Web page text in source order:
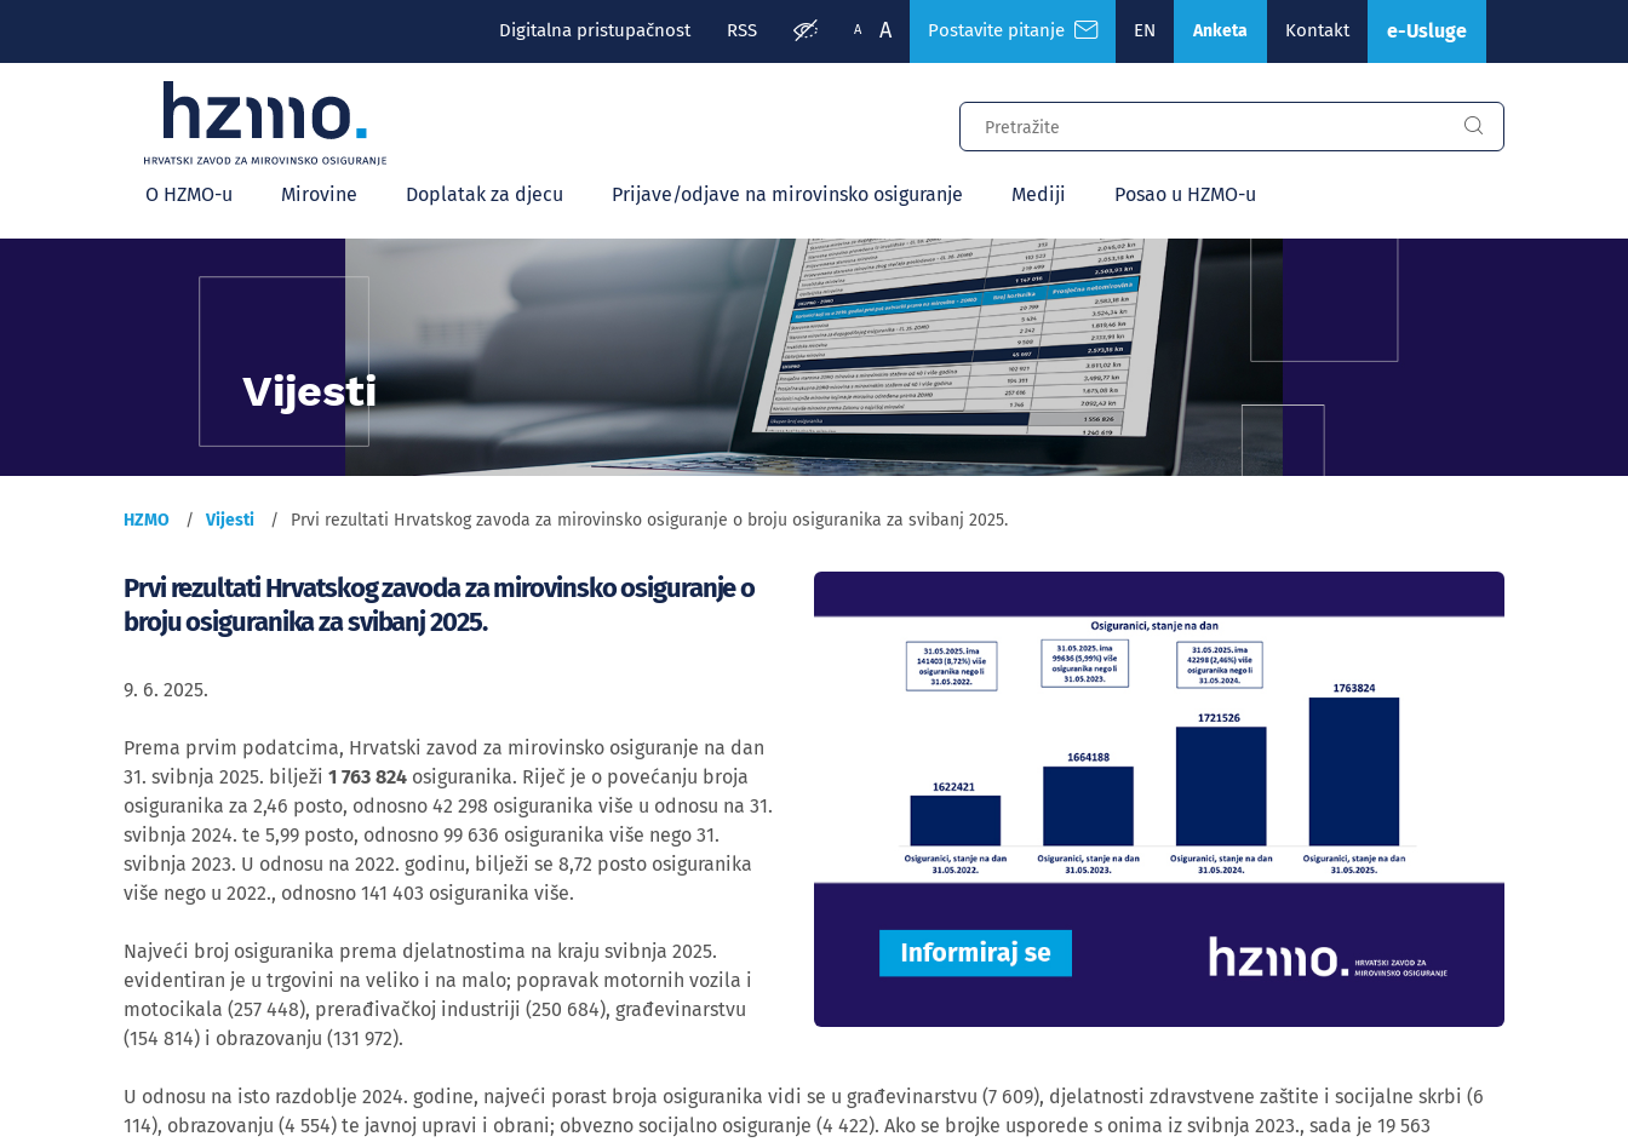
Digitalna pristupačnost RSS A A Postavite pitanje EN Anketa Kontakt e-Usluge
Glavni
izbornik
O HZMO-u Mirovine Doplatak za djecu Prijave/odjave na mirovinsko osiguranje Mediji Posao u HZMO-u
Vijesti
HZMO Vijesti Prvi rezultati Hrvatskog zavoda za mirovinsko osiguranje o broju osiguranika za svibanj 2025.
Prvi rezultati Hrvatskog zavoda za mirovinsko osiguranje o
broju osiguranika za svibanj 2025.
9. 6. 2025.
Prema prvim podatcima, Hrvatski zavod za mirovinsko osiguranje na dan
31. svibnja 2025. bilježi 1 763 824 osiguranika. Riječ je o povećanju broja
osiguranika za 2,46 posto, odnosno 42 298 osiguranika više u odnosu na 31.
svibnja 2024. te 5,99 posto, odnosno 99 636 osiguranika više nego 31.
svibnja 2023. U odnosu na 2022. godinu, bilježi se 8,72 posto osiguranika
više nego u 2022., odnosno 141 403 osiguranika više.
Najveći broj osiguranika prema djelatnostima na kraju svibnja 2025.
evidentiran je u trgovini na veliko i na malo; popravak motornih vozila i
motocikala (257 448), prerađivačkoj industriji (250 684), građevinarstvu
(154 814) i obrazovanju (131 972).
U odnosu na isto razdoblje 2024. godine, najveći porast broja osiguranika vidi se u građevinarstvu (7 609), djelatnosti zdravstvene zaštite i socijalne skrbi (6
114), obrazovanju (4 554) te javnoj upravi i obrani; obvezno socijalno osiguranje (4 422). Ako se brojke usporede s onima iz svibnja 2023., sada je 19 563